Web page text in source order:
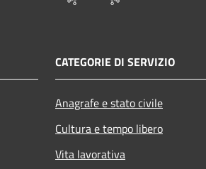
CATEGORIE DI SERVIZIO
Anagrafe e stato civile
Cultura e tempo libero
Vita lavorativa